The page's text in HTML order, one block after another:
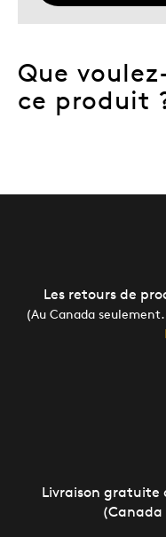
Que
ce produit
Les retours de
(Au Canada
Livraison gratuite
(Canada